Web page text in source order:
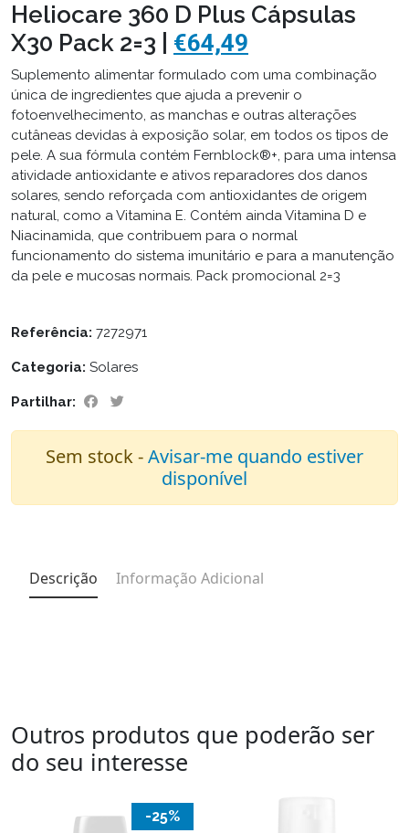
Heliocare 360 D Plus Cápsulas
X30 Pack 2=3 | €64,49
Suplemento alimentar formulado com uma combinação
única de ingredientes que ajuda a prevenir o
fotoenvelhecimento, as manchas e outras alterações
cutâneas devidas à exposição solar, em todos os tipos de
pele. A sua fórmula contém Fernblock®+, para uma intensa
atividade antioxidante e ativos reparadores dos danos
solares, sendo reforçada com antioxidantes de origem
natural, como a Vitamina E. Contém ainda Vitamina D e
Niacinamida, que contribuem para o normal
funcionamento do sistema imunitário e para a manutenção
da pele e mucosas normais. Pack promocional 2=3
Referência: 7272971
Categoria: Solares
Partilhar:
Sem stock -Avisar-me quando estiver
disponível
Descrição Informação Adicional
Outros produtos que poderão ser
do seu interesse
-25%